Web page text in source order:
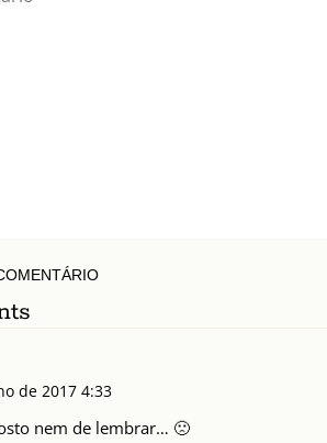
de 2017 4:33
nem de lembrar… 🙁